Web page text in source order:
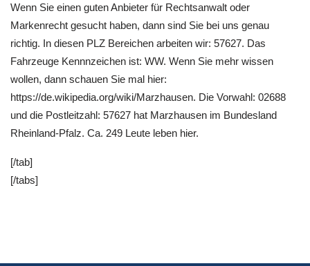
Wenn Sie einen guten Anbieter für Rechtsanwalt oder
Markenrecht gesucht haben, dann sind Sie bei uns genau
richtig. In diesen PLZ Bereichen arbeiten wir: 57627. Das
Fahrzeuge Kennnzeichen ist: WW. Wenn Sie mehr wissen
wollen, dann schauen Sie mal hier:
https://de.wikipedia.org/wiki/Marzhausen. Die Vorwahl: 02688
und die Postleitzahl: 57627 hat Marzhausen im Bundesland
Rheinland-Pfalz. Ca. 249 Leute leben hier.
[/tab]
[/tabs]